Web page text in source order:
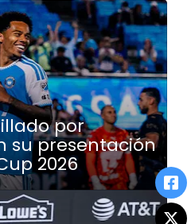
por
su presentación
2026